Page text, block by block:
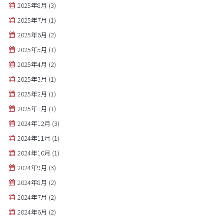
2025年8月 (3)
2025年7月 (1)
2025年6月 (2)
2025年5月 (1)
2025年4月 (2)
2025年3月 (1)
2025年2月 (1)
2025年1月 (1)
2024年12月 (3)
2024年11月 (1)
2024年10月 (1)
2024年9月 (3)
2024年8月 (2)
2024年7月 (2)
2024年6月 (2)